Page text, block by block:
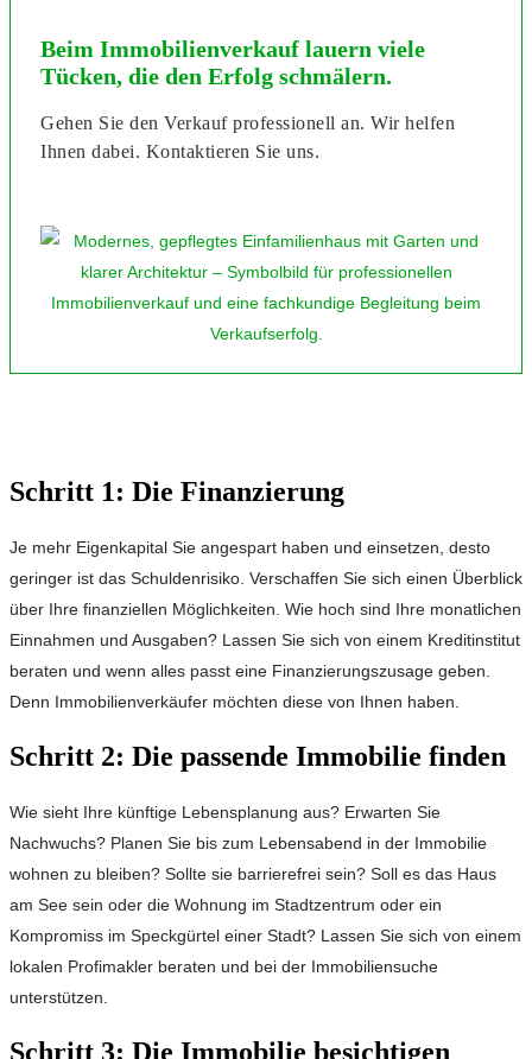
Beim Immobilienverkauf lauern viele
Tücken, die den Erfolg schmälern.
Gehen Sie den Verkauf professionell an. Wir helfen
Ihnen dabei. Kontaktieren Sie uns.
Schritt 1: Die Finanzierung
Je mehr Eigenkapital Sie angespart haben und einsetzen, desto
geringer ist das Schuldenrisiko. Verschaffen Sie sich einen Überblick
über Ihre finanziellen Möglichkeiten. Wie hoch sind Ihre monatlichen
Einnahmen und Ausgaben? Lassen Sie sich von einem Kreditinstitut
beraten und wenn alles passt eine Finanzierungszusage geben.
Denn Immobilienverkäufer möchten diese von Ihnen haben.
Schritt 2: Die passende Immobilie finden
Wie sieht Ihre künftige Lebensplanung aus? Erwarten Sie
Nachwuchs? Planen Sie bis zum Lebensabend in der Immobilie
wohnen zu bleiben? Sollte sie barrierefrei sein? Soll es das Haus
am See sein oder die Wohnung im Stadtzentrum oder ein
Kompromiss im Speckgürtel einer Stadt? Lassen Sie sich von einem
lokalen Profimakler beraten und bei der Immobiliensuche
unterstützen.
Schritt 3: Die Immobilie besichtigen